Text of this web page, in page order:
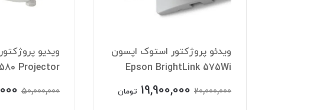
ویدئو پروژکتور استوک اپسون
Epson BrightLink 575Wi
19,900,000 تومان
ویدیو پروژکتور استوک
PANASONIC 580 Projector
50,000,000
49,000,000 تومان